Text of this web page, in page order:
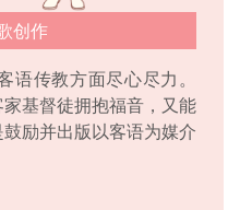
创作
语传教方面尽心尽力。
基督徒拥抱福音，又能
励并出版以客语为媒介